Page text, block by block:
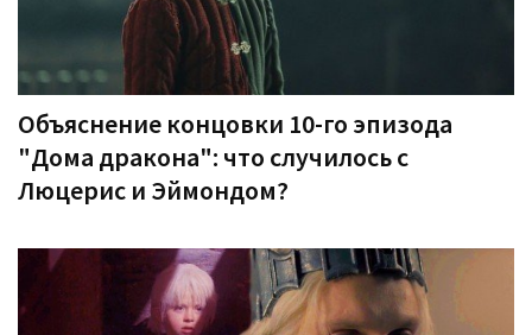
Объяснение концовки 10-го эпизода
"Дома дракона": что случилось с
Люцерис и Эймондом?